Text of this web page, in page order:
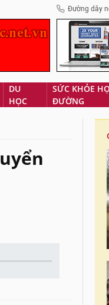
Đường dây
DU
HỌC
SỨC KHỎE
ĐƯỜNG